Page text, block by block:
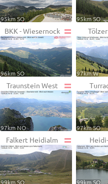
95km SO 95km SO
BKK - Wiesernock
96km SO 97km W
Traunstein West
97km NO 97km SO
Falkert Heidialm
99km SO 99km SO